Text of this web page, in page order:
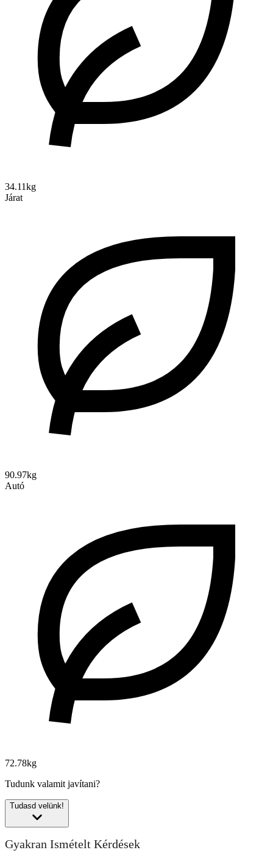
34.11kg
Járat
90.97kg
Autó
72.78kg
Tudunk valamit javítani?
Tudasd velünk!
Gyakran Ismételt Kérdések